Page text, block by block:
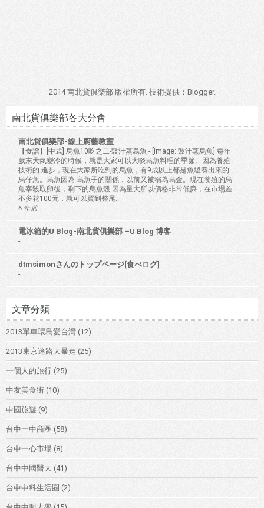
2014 南北貨俱樂部 版權所有. 技術提供： Blogger.
南北貨俱樂部各大分會
南北貨俱樂部-線上廚藝教室
【食譜】[中式] 烏魚10吃之二-豉汁蒸烏魚 - [image: 豉汁蒸烏魚] 每年
歲末天氣變冷的時候，就是大家可以大啖烏魚料理的季節。因為養殖
技術的 進步，現在大家所吃到的烏魚，有9成以上都是魚塭養出來的
烏仔魚。烏魚因為 烏魚子的關係，以前又被稱為烏金。現在養殖的烏
魚宰殺取卵後，剩下的烏魚殼 因為量大所以價格非常低廉，在市場差
不多花100元，就可以買到整尾...
6 年前
電冰箱的U Blog-南北貨俱樂部 –U Blog 博客
-
dtmsimonさんのトップページ[食べログ]
-
文章分類
2013單車環島愛台灣 (12)
2013東京迷路大暴走 (25)
一個人的旅行 (25)
中友美食街 (10)
中國旅遊 (9)
台中一中商圈 (58)
台中一心市場 (8)
台中中國醫大 (41)
台中中科生活圈 (2)